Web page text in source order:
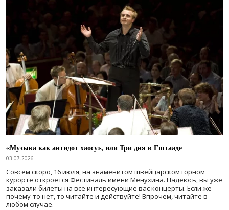
«Музыка как антидот хаосу», или Три дня в Гштааде
03.07.2026
Совсем скоро, 16 июля, на знаменитом швейцарском горном
курорте откроется Фестиваль имени Менухина. Надеюсь, вы уже
заказали билеты на все интересующие вас концерты. Если же
почему-то нет, то читайте и действуйте! Впрочем, читайте в
любом случае.